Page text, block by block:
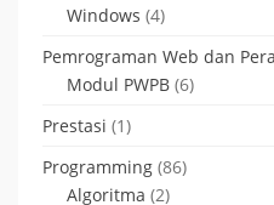
Windows (4)
Pemrograman Web dan
Modul PWPB (6)
Prestasi (1)
Programming (86)
Algoritma (2)